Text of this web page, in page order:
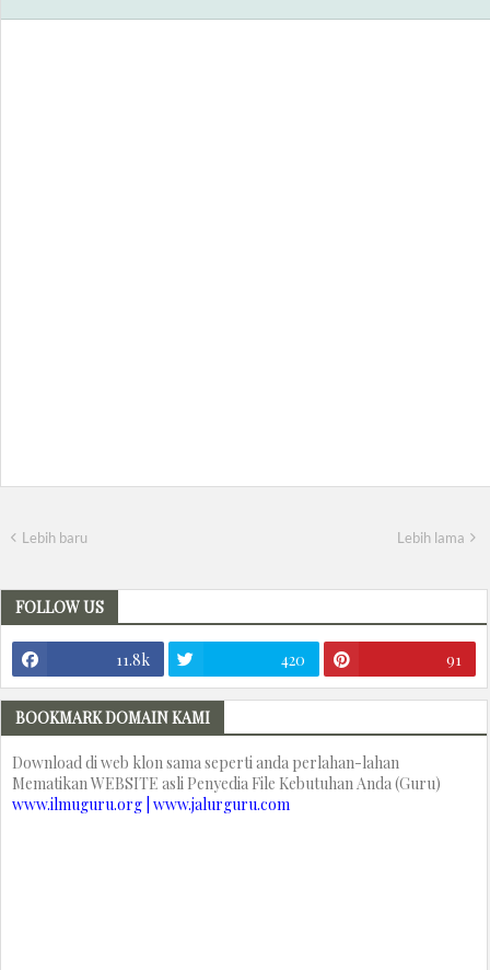
Lebih baru Lebih lama
FOLLOW US
11.8k 420 91
BOOKMARK DOMAIN KAMI
Download di web klon sama seperti anda perlahan-lahan
Mematikan WEBSITE asli Penyedia File Kebutuhan Anda (Guru)
www.ilmuguru.org | www.jalurguru.com